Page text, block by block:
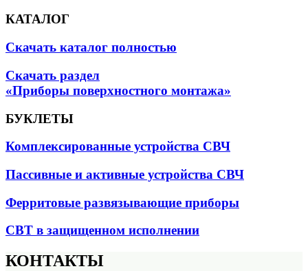
КАТАЛОГ
Скачать каталог полностью
Скачать раздел
«Приборы поверхностного монтажа»
БУКЛЕТЫ
Комплексированные устройства СВЧ
Пассивные и активные устройства СВЧ
Ферритовые развязывающие приборы
СВТ в защищенном исполнении
КОНТАКТЫ